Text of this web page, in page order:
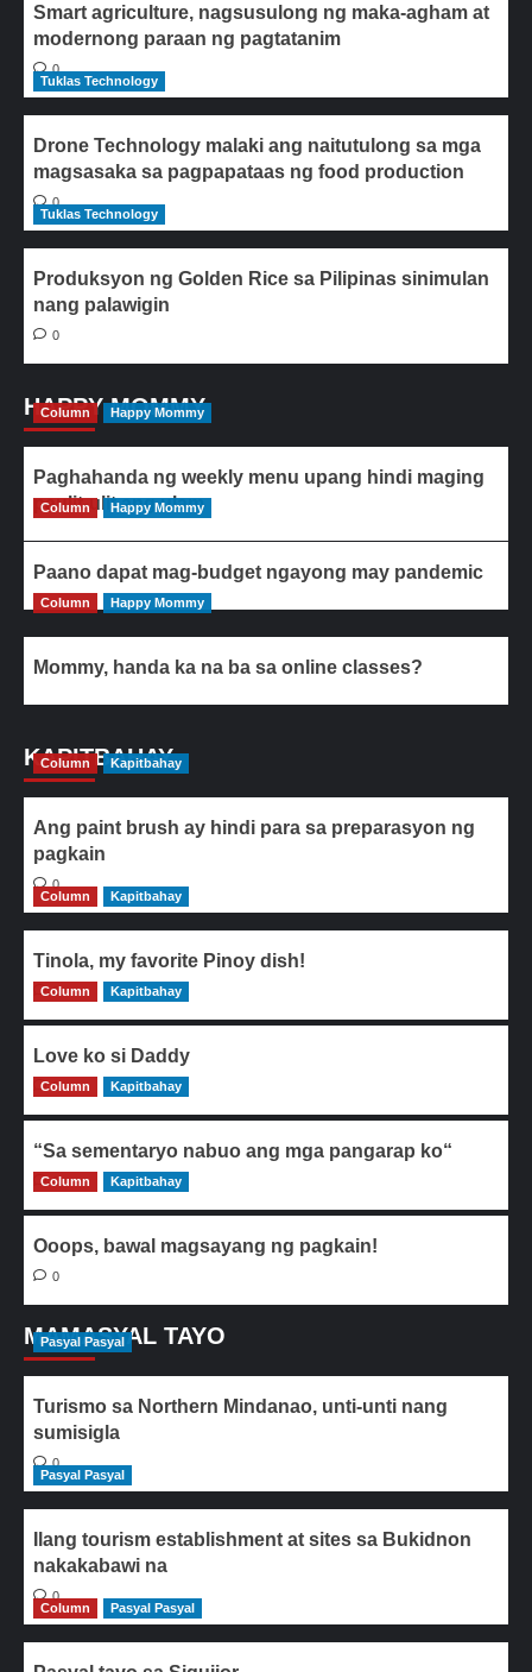
Smart agriculture, nagsusulong ng maka-agham at
modernong paraan ng pagtatanim
0
Tuklas Technology
Drone Technology malaki ang naitutulong sa mga
magsasaka sa pagpapataas ng food production
0
Tuklas Technology
Produksyon ng Golden Rice sa Pilipinas sinimulan
nang palawigin
0
HAPPY MOMMY
Column Happy Mommy
Paghahanda ng weekly menu upang hindi maging
paulit-ulit ang ulam
Column Happy Mommy
Paano dapat mag-budget ngayong may pandemic
Column Happy Mommy
Mommy, handa ka na ba sa online classes?
KAPITBAHAY
Column Kapitbahay
Ang paint brush ay hindi para sa preparasyon ng
pagkain
0
Column
Kapitbahay
Tinola, my favorite Pinoy dish!
0
Column Kapitbahay
Love ko si Daddy
0
Column Kapitbahay
“Sa sementaryo nabuo ang mga pangarap ko“
0
Column Kapitbahay
Ooops, bawal magsayang ng pagkain!
0
MAMASYAL TAYO
Pasyal Pasyal
Turismo sa Northern Mindanao, unti-unti nang
sumisigla
0
Pasyal Pasyal
Ilang tourism establishment at sites sa Bukidnon
nakakabawi na
0
Column
Pasyal Pasyal